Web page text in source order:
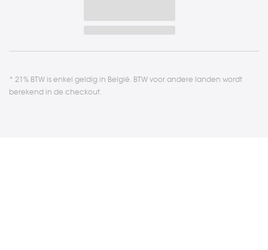
* 21% BTW is enkel geldig in België. BTW voor andere landen wordt
berekend in de checkout.